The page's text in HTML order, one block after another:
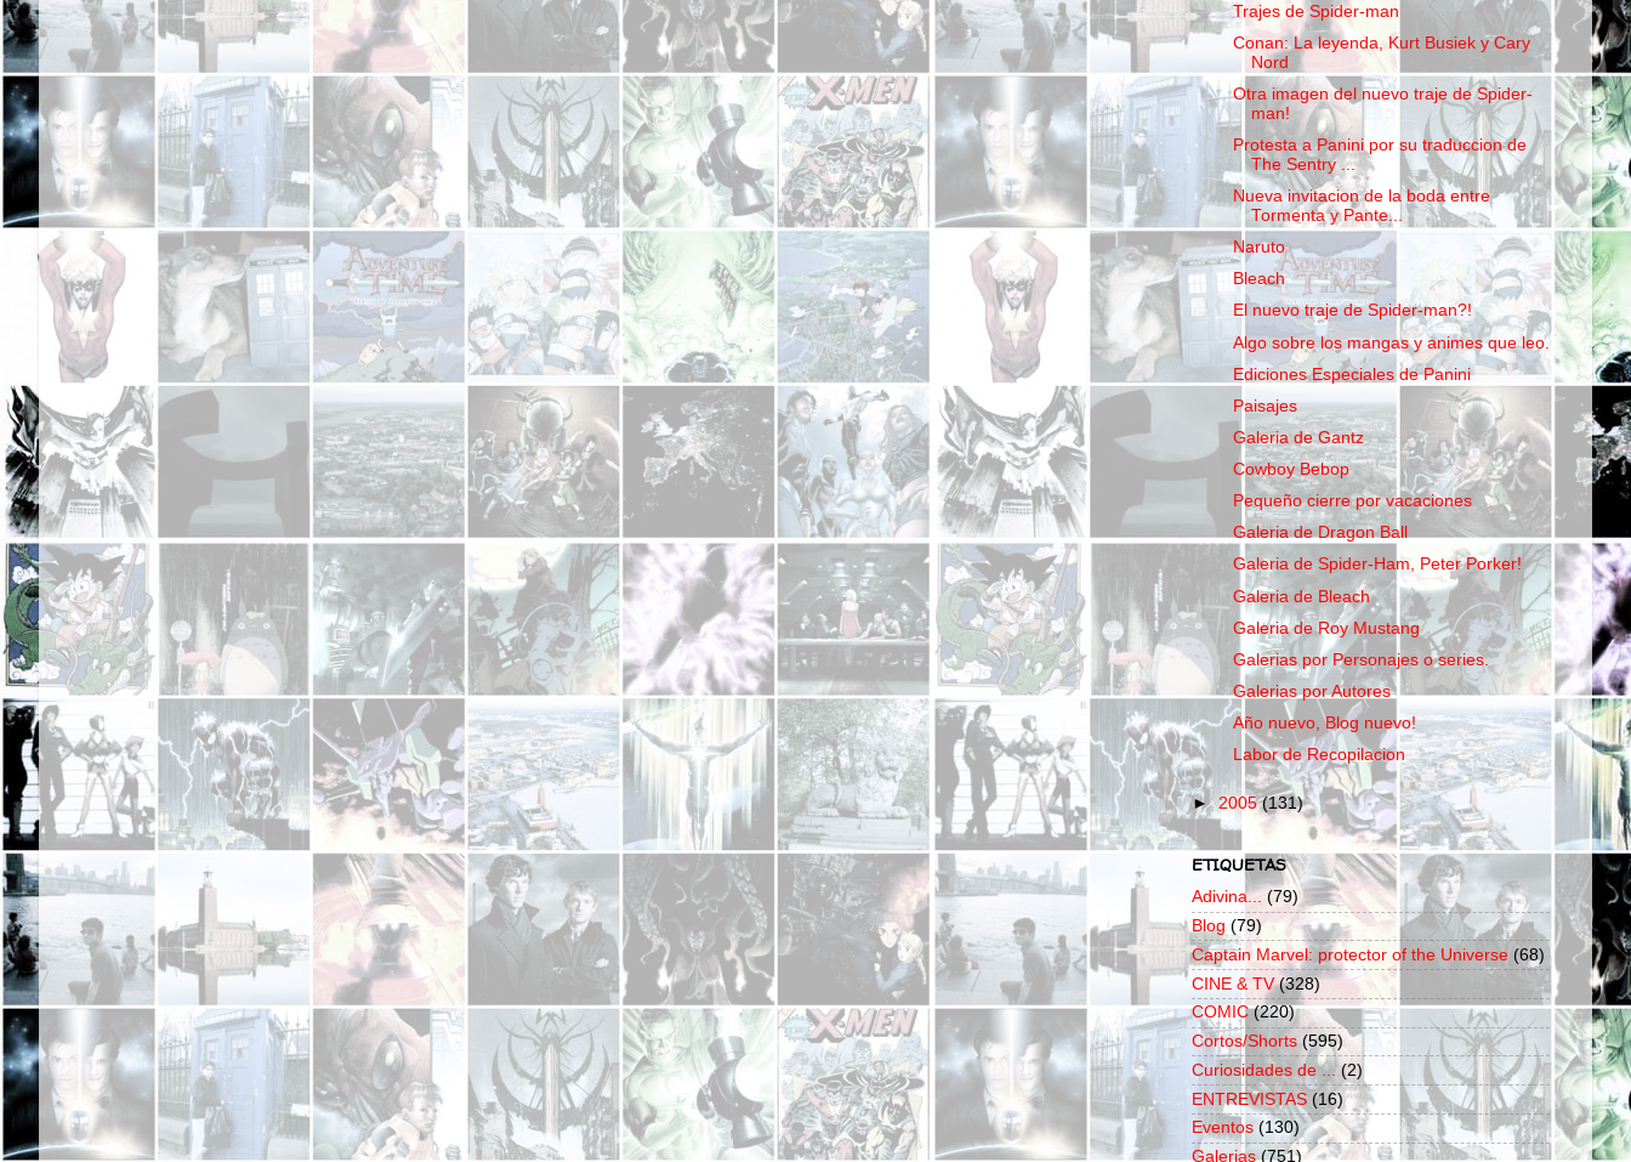
Trajes de Spider-man
Conan: La leyenda, Kurt Busiek y Cary
Nord
Otra imagen del nuevo traje de Spider-
man!
Protesta a Panini por su traduccion de
The Sentry ...
Nueva invitacion de la boda entre
Tormenta y Pante...
Naruto
Bleach
El nuevo traje de Spider-man?!
Algo sobre los mangas y animes que leo.
Ediciones Especiales de Panini
Paisajes
Galeria de Gantz
Cowboy Bebop
Pequeño cierre por vacaciones
Galeria de Dragon Ball
Galeria de Spider-Ham, Peter Porker!
Galeria de Bleach
Galeria de Roy Mustang
Galerias por Personajes o series.
Galerias por Autores
Año nuevo, Blog nuevo!
Labor de Recopilacion
► 2005(131)
ETIQUETAS
Adivina... (79)
Blog (79)
Captain Marvel: protector of the Universe (68)
CINE & TV (328)
COMIC (220)
Cortos/Shorts (595)
Curiosidades de ...
(2)
ENTREVISTAS (16)
Eventos (130)
Galerias (751)